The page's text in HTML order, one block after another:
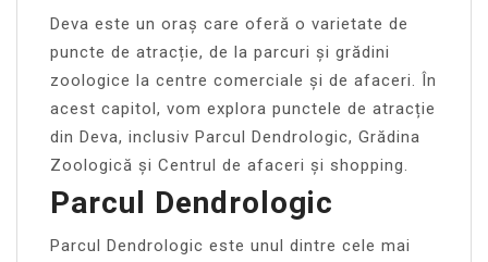
Deva este un oraș care oferă o varietate de
puncte de atracție, de la parcuri și grădini
zoologice la centre comerciale și de afaceri. În
acest capitol, vom explora punctele de atracție
din Deva, inclusiv Parcul Dendrologic, Grădina
Zoologică și Centrul de afaceri și shopping.
Parcul Dendrologic
Parcul Dendrologic este unul dintre cele mai